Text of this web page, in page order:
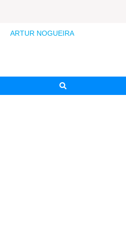
ARTUR NOGUEIRA